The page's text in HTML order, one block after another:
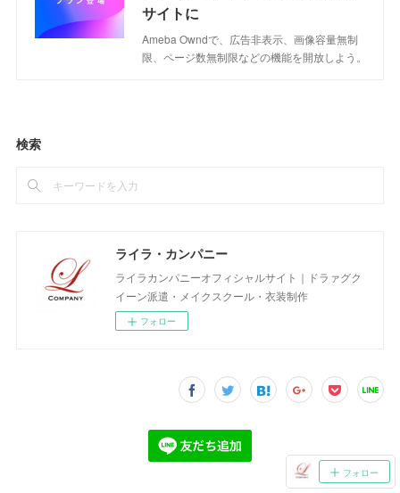
サイトに
Ameba Owndで、広告非表示、画像容量無制
限、ページ数無制限などの機能を開放しよう。
検索
ライラ・カンパニー
ライラカンパニーオフィシャルサイト｜ドラァグク
イーン派遣・メイクスクール・衣装制作
フォロー
フォロー